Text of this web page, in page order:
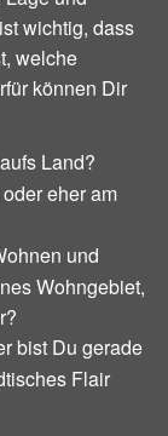
wichtig, dass
welche
können Dir
Land?
eher am
und
Wohngebiet,
bist Du gerade
Flair